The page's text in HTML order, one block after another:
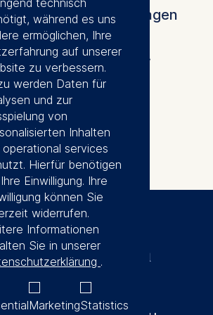
der Zwischenzeit Fragen
Sie uns jederzeit
kontaktieren.
Grüßen
Education
Sie auf dem
Laufenden
während es uns
ermöglichen, Ihre
auf unserer
zu verbessern.
werden Daten für
und zur
von
Inhalten
operational services
Hierfür benötigen
Einwilligung. Ihre
können Sie
widerrufen.
Informationen
Sie in unserer
.
MarketingStatistics